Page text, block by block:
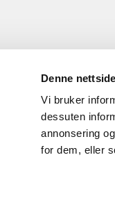
Denne
Vi bruker
dessuten
annonsering
for dem, eller
KONTAKT OSS